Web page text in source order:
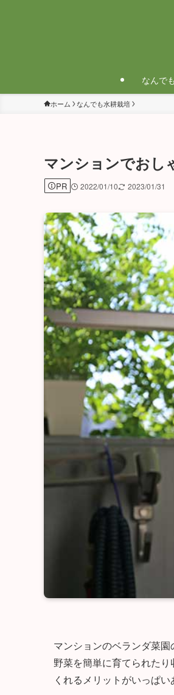
なんで
ホーム なんでも水耕栽培
マンションでおし
PR 2022/01/10 2023/01/31
マンションのベランダ菜
野菜を簡単に育てられた
くれるメリットがいっぱ